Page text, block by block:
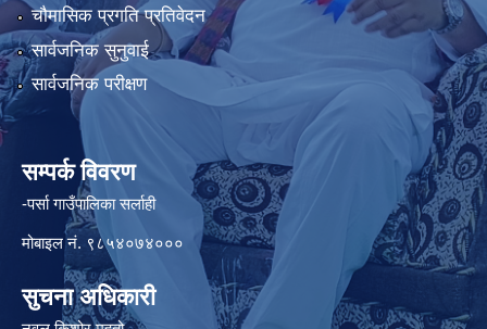
चौमासिक प्रगति प्रतिवेदन
सार्वजनिक सुनुवाई
सार्वजनिक परीक्षण
सम्पर्क विवरण
-पर्सा गाउँपालिका सर्लाही
मोबाइल नं. ९८५४०७४०००
सुचना अधिकारी